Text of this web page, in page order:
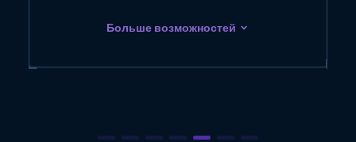
Больше возможностей